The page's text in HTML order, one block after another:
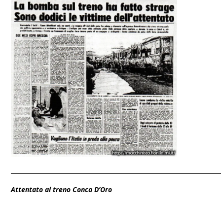
Attentato al treno Conca D’Oro